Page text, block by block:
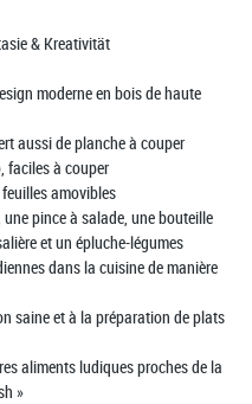
& Kreativität
moderne en bois de haute
aussi de planche à couper
faciles à couper
amovibles
pince à salade, une bouteille
et un épluche-légumes
dans la cuisine de manière
saine et à la préparation de plats
aliments ludiques proches de la
»